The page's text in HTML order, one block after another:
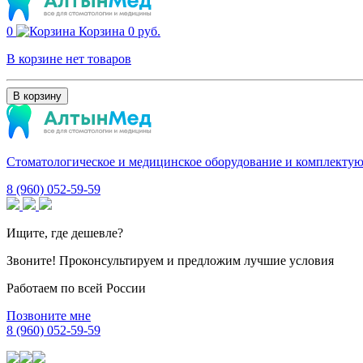
0 Корзина 0 руб.
В корзине нет товаров
В корзину
Стоматологическое и медицинское оборудование и
8 (960) 052-59-59
Ищите, где дешевле?
Звоните! Проконсультируем и предложим лучшие условия
Работаем по всей России
Позвоните мне
8 (960) 052-59-59